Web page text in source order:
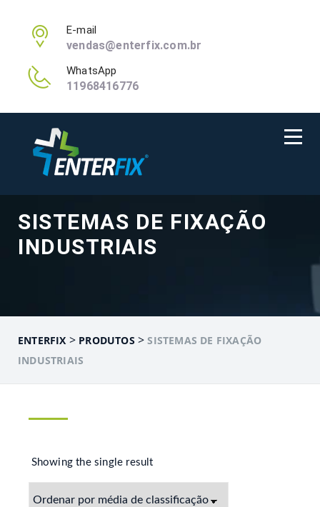
E-mail
vendas@enterfix.com.br
WhatsApp
11968416776
SISTEMAS DE FIXAÇÃO
INDUSTRIAIS
ENTERFIX > PRODUTOS >SISTEMAS DE FIXAÇÃO
INDUSTRIAIS
Showing the single result